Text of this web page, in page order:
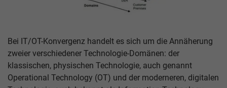
Bei IT/OT-Konvergenz handelt es sich um die Annäherung
zweier verschiedener Technologie-Domänen: der
klassischen, physischen Technologie, auch genannt
Operational Technology (OT) und der moderneren, digitalen